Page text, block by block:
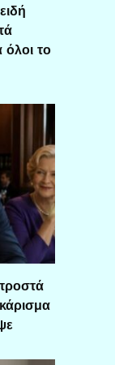
όλοι το